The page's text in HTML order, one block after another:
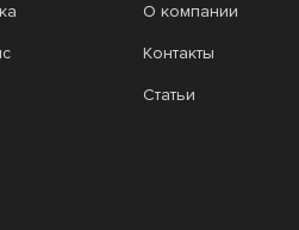
О компании
Контакты
Статьи